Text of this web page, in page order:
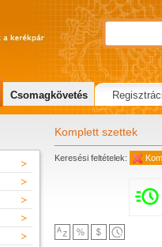
Komplett szettek
Keresési feltételek:
Csomagkövetés